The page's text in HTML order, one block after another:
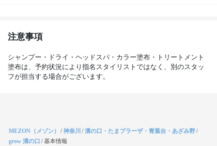
注意事項
シャンプー・ドライ・ヘッドスパ・カラー塗布・トリートメント
塗布は、予約状況により指名スタイリストではなく、別のスタッ
フが担当する場合がございます。
MEZON（メゾン） /神奈川 /溝の口・たまプラーザ・青葉台・あざみ野/
grow 溝の口 /基本情報